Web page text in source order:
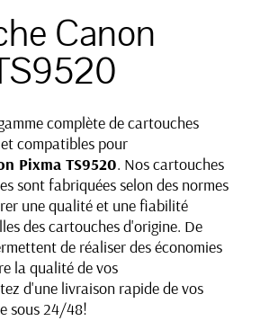
Canon
complète de cartouches
compatibles pour
Pixma TS9520. Nos cartouches
sont fabriquées selon des normes
une qualité et une fiabilité
des cartouches d'origine. De
de réaliser des économies
la qualité de vos
d'une livraison rapide de vos
sous 24/48!